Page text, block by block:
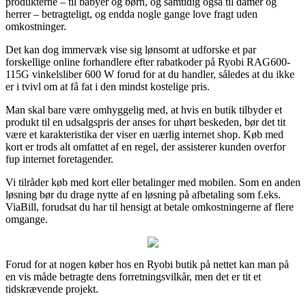
herrer – betragteligt, og endda nogle gange love fragt uden
omkostninger.
Det kan dog immervæk vise sig lønsomt at udforske et par
forskellige online forhandlere efter rabatkoder på Ryobi RAG600-
115G vinkelsliber 600 W forud for at du handler, således at du ikke
er i tvivl om at få fat i den mindst kostelige pris.
Man skal bare være omhyggelig med, at hvis en butik tilbyder et
produkt til en udsalgspris der anses for uhørt beskeden, bør det tit
være et karakteristika der viser en uærlig internet shop. Køb med
kort er trods alt omfattet af en regel, der assisterer kunden overfor
fup internet foretagender.
Vi tilråder køb med kort eller betalinger med mobilen. Som en anden
løsning bør du drage nytte af en løsning på afbetaling som f.eks.
ViaBill, forudsat du har til hensigt at betale omkostningerne af flere
omgange.
Forud for at nogen køber hos en Ryobi butik på nettet kan man på
en vis måde betragte dens forretningsvilkår, men det er tit et
tidskrævende projekt.